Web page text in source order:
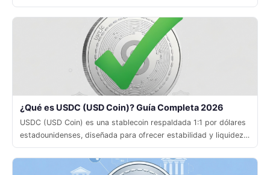
con la velocidad y la accesibilidad de las criptomonedas.
¿Qué es USDC (USD Coin)? Guía Completa 2026
USDC (USD Coin) es una stablecoin respaldada 1:1 por dólares
estadounidenses, diseñada para ofrecer estabilidad y liquidez
en el ecosistema cripto.